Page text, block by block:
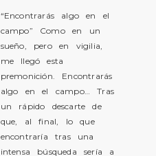
“Encontrarás algo en el
campo” Como en un
sueño, pero en vigilia,
me llegó esta
premonición. Encontrarás
algo en el campo… Tras
un rápido descarte de
que, al final, lo que
encontraría tras una
intensa búsqueda sería a